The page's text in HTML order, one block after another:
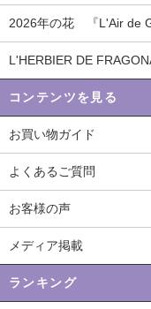
2026年の花 『L'Air de
L'HERBIER DE
コンテンツを見る
お買い物ガイド
よくあるご質問
お客様の声
メディア掲載
ランキング